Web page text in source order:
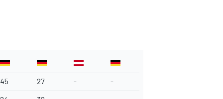
45 27 - -